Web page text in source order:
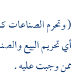
( وتحرم الصناعات
أي تحريم البيع
ممن وجبت عليه .